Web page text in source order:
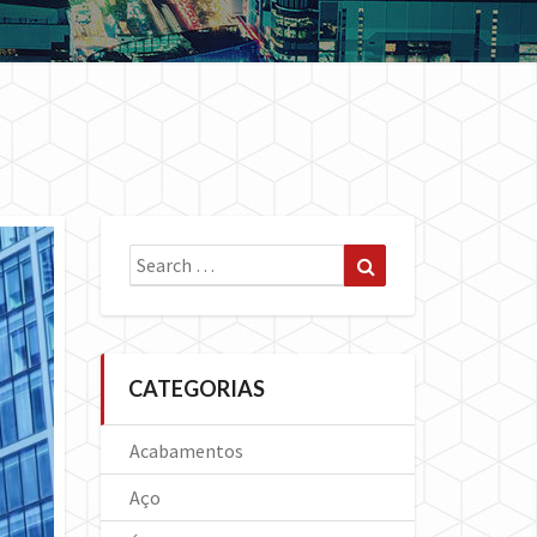
Search
for:
CATEGORIAS
Acabamentos
Aço